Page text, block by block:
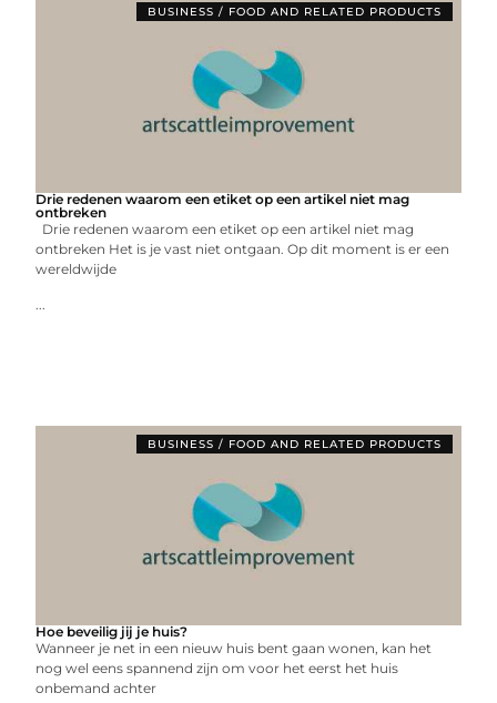
BUSINESS / FOOD AND RELATED PRODUCTS
Drie redenen waarom een etiket op een artikel niet mag
ontbreken
Drie redenen waarom een etiket op een artikel niet mag
ontbreken Het is je vast niet ontgaan. Op dit moment is er een
wereldwijde
...
BUSINESS / FOOD AND RELATED PRODUCTS
Hoe beveilig jij je huis?
Wanneer je net in een nieuw huis bent gaan wonen, kan het
nog wel eens spannend zijn om voor het eerst het huis
onbemand achter